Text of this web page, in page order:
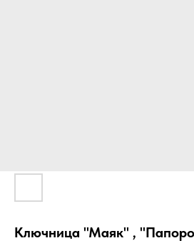
Ключница "Маяк" ,